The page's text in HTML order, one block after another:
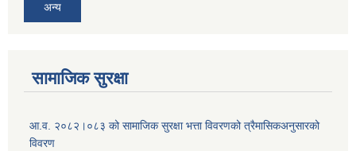
अन्य
सामाजिक सुरक्षा
आ.व. २०८२।०८३ को सामाजिक सुरक्षा भत्ता विवरणको त्रैमासिकअनुसारको
विवरण